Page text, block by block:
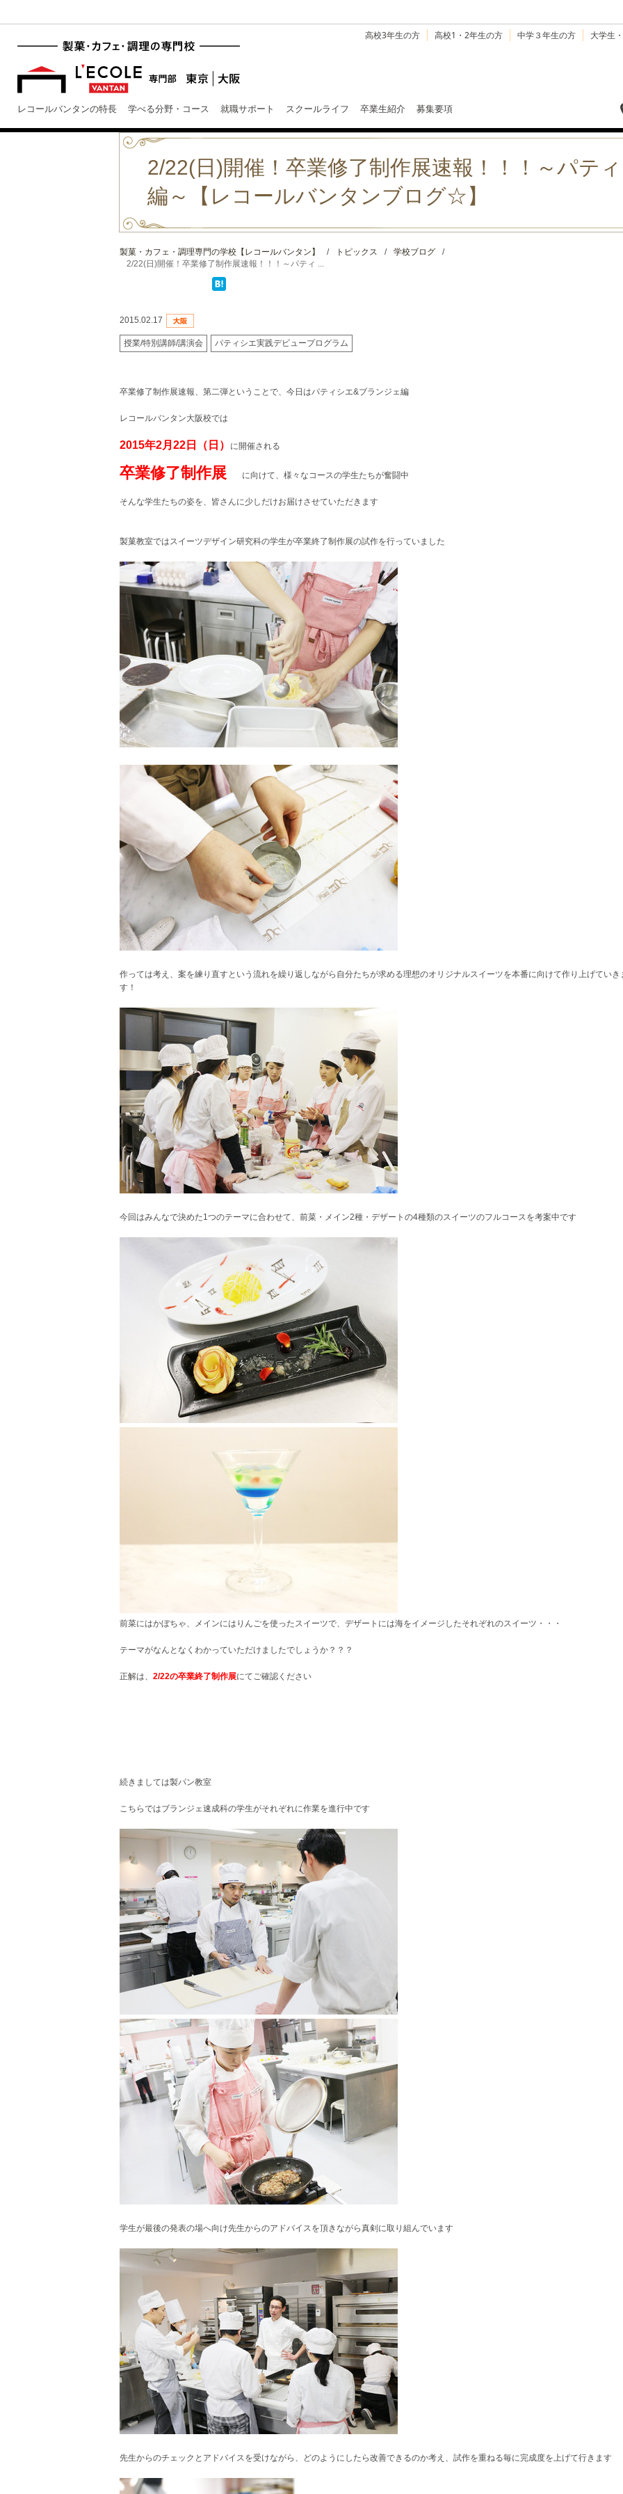
高校3年生の方 高校1・2年生の方 中学３年生の方 大学生
レコールバンタンの特長 学べる分野・コース 就職サポート スクールライフ 卒業生紹介 募集要項
2/22(日)開催！卒業修了制作展速報！！！～パテ
編～【レコールバンタンブログ☆】
製菓・カフェ・調理専門の学校【レコールバンタン】 / トピックス / 学校ブログ
/
2/22(日)開催！卒業修了制作展速報！！！～パティ ...
2015.02.17
授業/特別講師/講演会 パティシエ実践デビュープログラム
卒業修了制作展速報、第二弾ということで、今日はパティシエ&ブランジェ編
レコールバンタン大阪校では
2015年2月22日（日） に開催される
卒業修了制作展 に向けて、様々なコースの学生たちが奮闘中
そんな学生たちの姿を、 皆さんに少しだけお届けさせていただきます
製菓教室ではスイーツデザイン研究科の学生が卒業終了制作展の試作を行っていました
作っては考え、 案を練り直すという流れを繰り返しながら自分たちが求める理想のオリジナルスイーツを本番に向けて作り上げていき
す！
今回はみんなで決めた1つのテーマに合わせて、前菜・ メイン2種・デザートの4種類のスイーツのフルコースを考案中です
前菜にはかぼちゃ、メインにはりんごを使ったスイーツで、 デザートには海をイメージしたそれぞれのスイーツ・・・
テーマがなんとなくわかっていただけましたでしょうか？？？
正解は、 2/22の卒業終了制作展にてご確認ください
続きましては製パン教室
こちらではブランジェ速成科の学生がそれぞれに作業を進行中です
学生が最後の発表の場へ向け先生からのアドバイスを頂きながら真剣に取り組んでいます
先生からのチェックとアドバイスを受けながら、 どのようにしたら改善できるのか考え、試作を重ねる毎に完成度を上げて行きます